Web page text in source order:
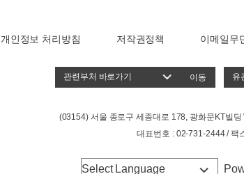
개인정보 처리방침 저작권정책 이메일무
이동
(03154) 서울 종로구 세종대로 178, 광화문KT빌
대표번호 : 02-731-2444 / 팩